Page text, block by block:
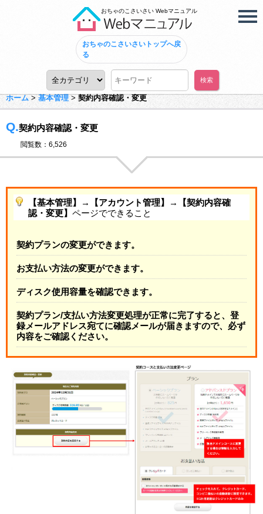
おちゃのこさいさい Webマニュアル
おちゃのこさいさいトップへ戻
る
ホーム>基本管理> 契約内容確認・変更
Q.契約内容確認・変更
閲覧数：6,526
【基本管理】→【アカウント管理】→【契約内容確
認・変更】 ページでできること
契約プランの変更ができます。
お支払い方法の変更ができます。
ディスク使用容量を確認できます。
契約プラン/支払い方法変更処理が正常に完了すると、登
録メールアドレス宛てに確認メールが届きますので、必ず
内容をご確認ください。